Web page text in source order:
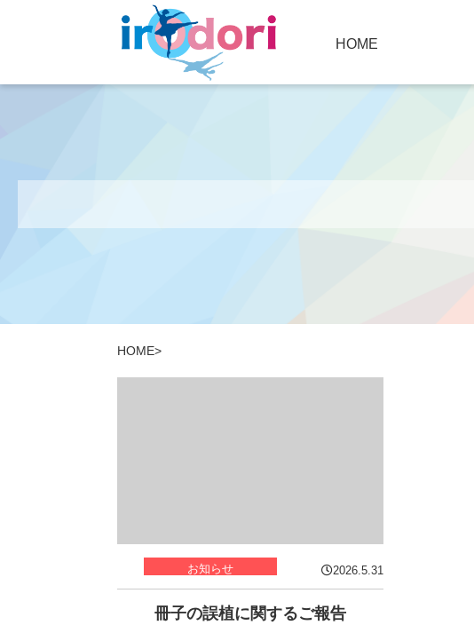
HOME
HOME>
お知らせ 2026.5.31
冊子の誤植に関するご報告